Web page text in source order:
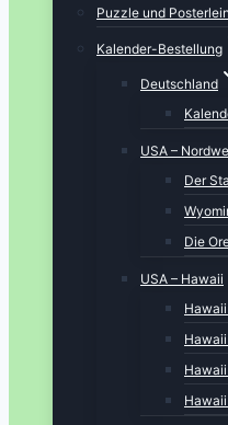
Puzzle und
Kalender-Bestellung
Deutschland
USA –
Der
Die
USA – Hawaii